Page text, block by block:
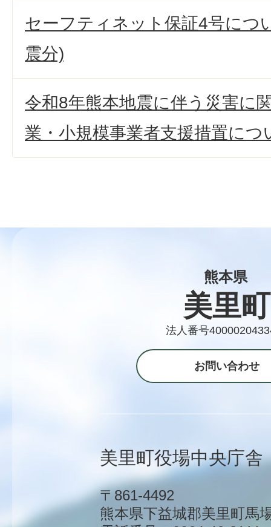
セーフティネット保証4号につ
震分)
令和8年熊本地震に伴う災害に
業・小規模事業者支援措置につ
熊本県
美里町
法人番号
お問い合わせ
美里町役場中央庁舎
〒861-4492
熊本県下益城郡美里町馬